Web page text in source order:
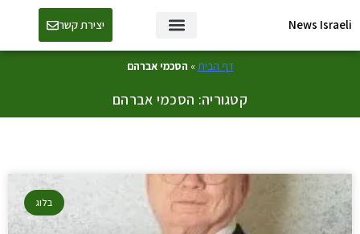
News Israeli יצירת קשר
דף הבית» הסכמי אברהם
קטגוריה: הסכמי אברהם
בלוג